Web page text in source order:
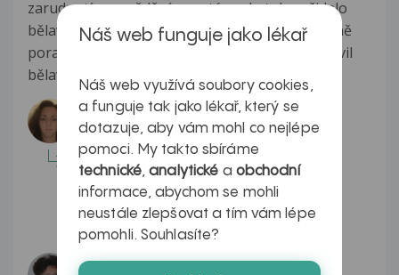
zarudnutím a svěděním, poté se do toho přidalo
bělavý povlak tak jsem běžel do lékárny kde mně
poradili krém canesten, po kterém jsem se zbavil
bělavého...Zobrazit více
Odpovídá lékař:
MUDr. Barbora Suchecká
Dobrý den, vyzkoušel jste standardní
léčbu, bohužel bez efektu. Váš dotaz
proto předám specialistovi,...
Celá odpověď
Odpovídá lékař:
Náš web funguje jako lékař
Náš web využívá soubory cookies,
a funguje tak jako lékař, který se
dotazuje, aby vám mohl co nejlépe
pomoci. My takto sbíráme
technické,analytické a obchodní
informace, abychom se mohli
neustále zlepšovat a tím vám lépe
pomohli. Souhlasíte?